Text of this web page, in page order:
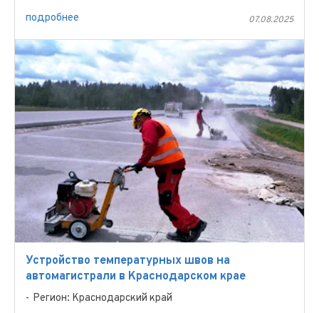
подробнее 07.08.2025
Устройство температурных швов на
автомагистрали в Краснодарском крае
Регион: Краснодарский край